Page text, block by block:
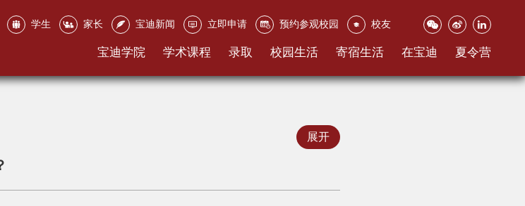
学生 家长 宝迪新闻 立即申请 预约参观校园 校友
宝迪学院 学术课程 录取 校园生活 寄宿生活 在宝迪 夏令营
展开